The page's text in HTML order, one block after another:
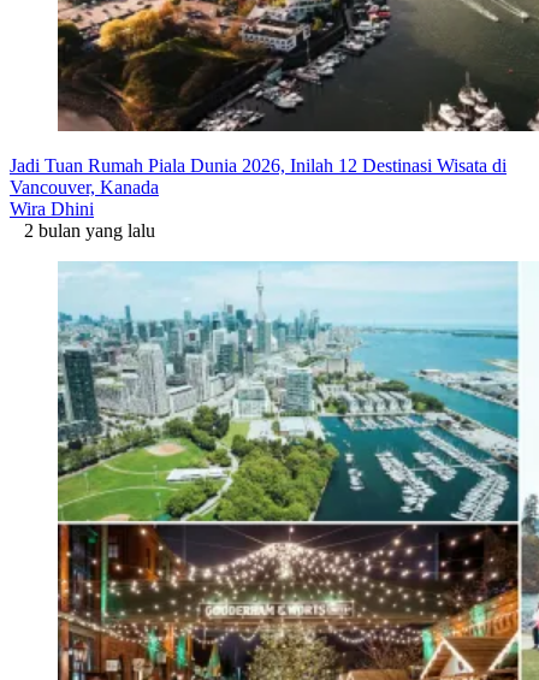
Jadi Tuan Rumah Piala Dunia 2026, Inilah 12 Destinasi Wisata di
Vancouver, Kanada
Wira Dhini
2 bulan yang lalu